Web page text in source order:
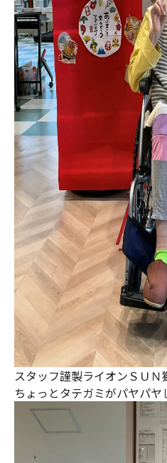
スタッフ謹製ライオンＳＵＮ
ちょっとタテガミがパヤパヤ